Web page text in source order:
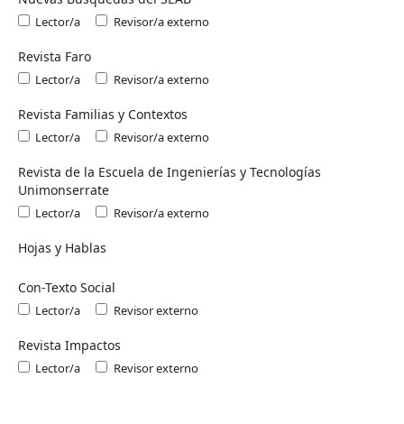
Lector/a Revisor/a externo
Revista Faro
Lector/a Revisor/a externo
Revista Familias y Contextos
Lector/a Revisor/a externo
Revista de la Escuela de Ingenierías y Tecnologías
Unimonserrate
Lector/a Revisor/a externo
Hojas y Hablas
Con-Texto Social
Lector/a Revisor externo
Revista Impactos
Lector/a Revisor externo